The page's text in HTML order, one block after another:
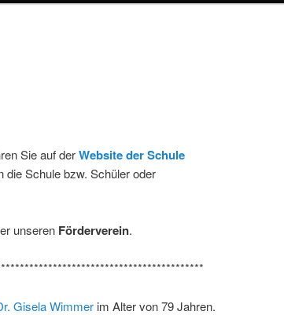
Sie auf derWebsite der Schule
die Schule bzw. Schüler oder
unseren Förderverein.
Gisela Wimmerim Alter von 79 Jahren.